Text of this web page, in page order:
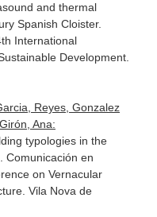
and thermal
Spanish Cloister.
International
Development.
Reyes, Gonzalez
Ana:
typologies in the
Comunicación en
on Vernacular
Vila Nova de